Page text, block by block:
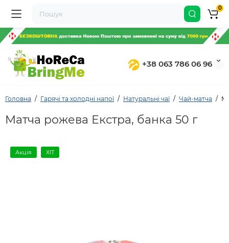
+38 063 786 06 96
0
Головна Гарячі та холодні напої Натуральні чаї Чай-матча
Матча рожева Екстра, банка 50 г
Акція ХІТ